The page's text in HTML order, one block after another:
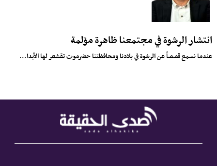
انتشار الرشوة في مجتمعنا ظاهرة مؤلمة
عندما نسمع قصصاً عن الرشوة في بلادنا ومحافظتنا حضرموت تقشعر لها الأبدا...